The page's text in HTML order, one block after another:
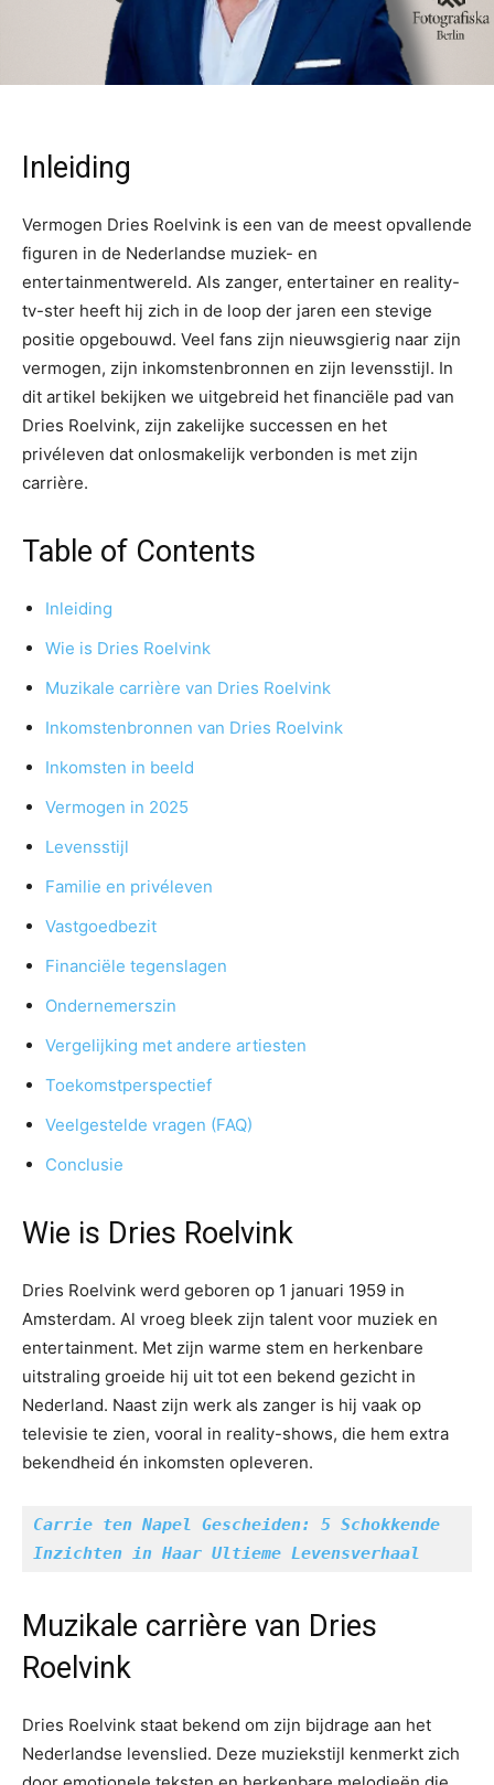
Inleiding
Vermogen Dries Roelvink is een van de meest opvallende
figuren in de Nederlandse muziek- en
entertainmentwereld. Als zanger, entertainer en reality-
tv-ster heeft hij zich in de loop der jaren een stevige
positie opgebouwd. Veel fans zijn nieuwsgierig naar zijn
vermogen, zijn inkomstenbronnen en zijn levensstijl. In
dit artikel bekijken we uitgebreid het financiële pad van
Dries Roelvink, zijn zakelijke successen en het
privéleven dat onlosmakelijk verbonden is met zijn
carrière.
Table of Contents
Inleiding
Wie is Dries Roelvink
Muzikale carrière van Dries Roelvink
Inkomstenbronnen van Dries Roelvink
Inkomsten in beeld
Vermogen in 2025
Levensstijl
Familie en privéleven
Vastgoedbezit
Financiële tegenslagen
Ondernemerszin
Vergelijking met andere artiesten
Toekomstperspectief
Veelgestelde vragen (FAQ)
Conclusie
Wie is Dries Roelvink
Dries Roelvink werd geboren op 1 januari 1959 in
Amsterdam. Al vroeg bleek zijn talent voor muziek en
entertainment. Met zijn warme stem en herkenbare
uitstraling groeide hij uit tot een bekend gezicht in
Nederland. Naast zijn werk als zanger is hij vaak op
televisie te zien, vooral in reality-shows, die hem extra
bekendheid én inkomsten opleveren.
Carrie ten Napel Gescheiden: 5 Schokkende
Inzichten in Haar Ultieme Levensverhaal
Muzikale carrière van Dries
Roelvink
Dries Roelvink staat bekend om zijn bijdrage aan het
Nederlandse levenslied. Deze muziekstijl kenmerkt zich